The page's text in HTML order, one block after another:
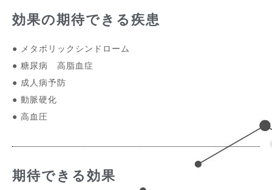
効果の期待できる疾患
● メタボリックシンドローム
● 糖尿病 高脂血症
● 成人病予防
● 動脈硬化
● 高血圧
期待できる効果